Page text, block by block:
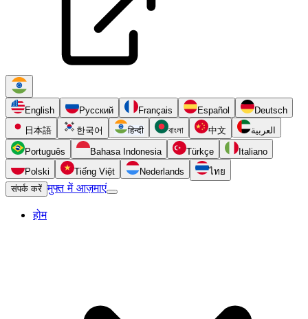
English Русский Français Español
Deutsch
日本語
한국어 हिन्दी বাংলা 中文 العربية
Português Bahasa Indonesia Türkçe
Italiano
Polski
Tiếng Việt Nederlands
ไทย
संपर्क करें मुफ्त में आज़माएं
होम